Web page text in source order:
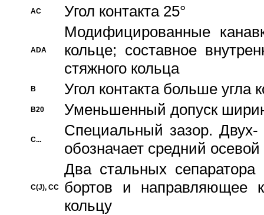
AC Угол контакта 25°
ADA
Модифицированные
кольце; составное
стяжного кольца
B Угол контакта больше угла
B20 Уменьшенный допуск
C...
Специальный зазор.
обозначает средний
C(J), CC
Два стальных сепаратора
бортов и направляющее
кольцу